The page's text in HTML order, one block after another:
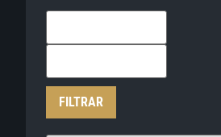
FILTRAR